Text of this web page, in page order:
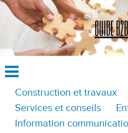
Construction et travaux
Services et conseils
Information